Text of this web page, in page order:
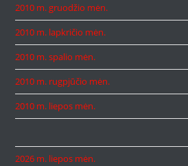
2010 m. gruodžio mėn.
2010 m. lapkričio mėn.
2010 m. spalio mėn.
2010 m. rugpjūčio mėn.
2010 m. liepos mėn.
2026 m. liepos mėn.